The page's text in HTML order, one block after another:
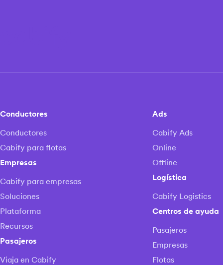
Conductores
Conductores
Cabify para flotas
Empresas
Cabify para empresas
Soluciones
Plataforma
Recursos
Pasajeros
Viaja en Cabify
Ads
Cabify Ads
Online
Offline
Logística
Cabify Logistics
Centros de ayuda
Pasajeros
Empresas
Flotas